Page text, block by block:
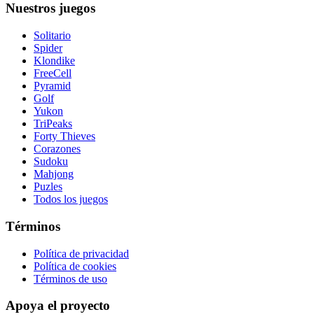
Nuestros juegos
Solitario
Spider
Klondike
FreeCell
Pyramid
Golf
Yukon
TriPeaks
Forty Thieves
Corazones
Sudoku
Mahjong
Puzles
Todos los juegos
Términos
Política de privacidad
Política de cookies
Términos de uso
Apoya el proyecto